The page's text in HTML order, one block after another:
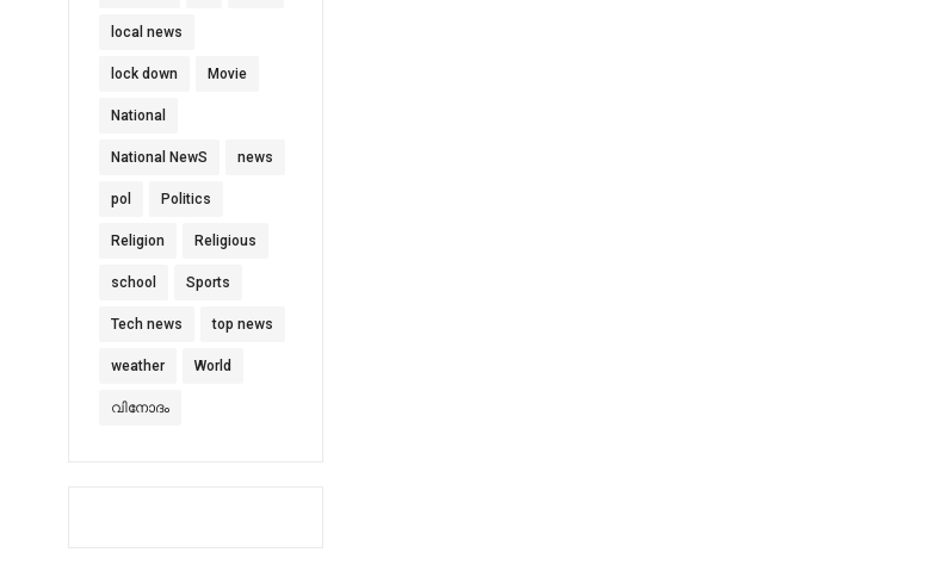
local news
lock down Movie
National
National NewS news
pol Politics
Religion Religious
school Sports
Tech news top news
weather World
വിനോദം